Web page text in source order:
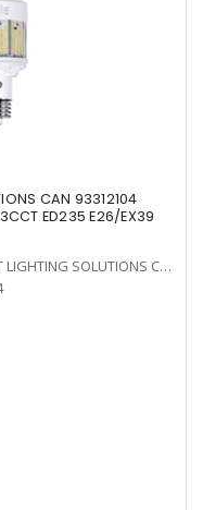
CAN 93312104
ED235 E26/EX39
CURRENT LIGHTING SOLUTIONS CAN